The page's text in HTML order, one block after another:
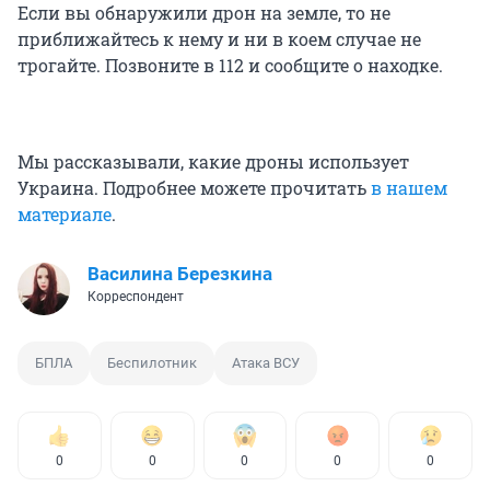
Если вы обнаружили дрон на земле, то не
приближайтесь к нему и ни в коем случае не
трогайте. Позвоните в 112 и сообщите о находке.
Мы рассказывали, какие дроны использует
Украина. Подробнее можете прочитатьв нашем
материале.
Василина Березкина
Корреспондент
БПЛА Беспилотник Атака ВСУ
0 0 0 0 0